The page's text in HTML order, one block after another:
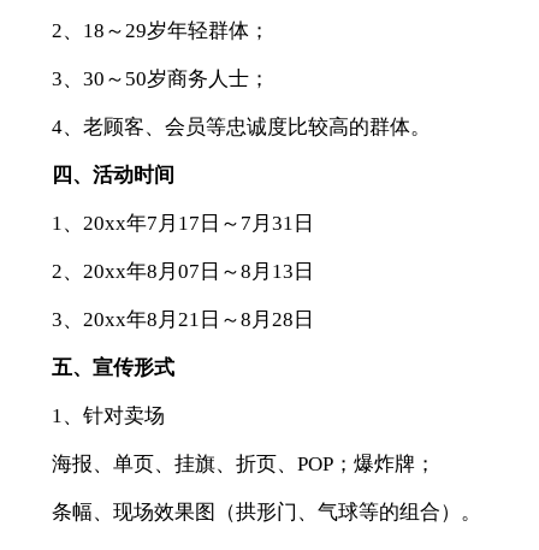
2、18～29岁年轻群体；
3、30～50岁商务人士；
4、老顾客、会员等忠诚度比较高的群体。
四、活动时间
1、20xx年7月17日～7月31日
2、20xx年8月07日～8月13日
3、20xx年8月21日～8月28日
五、宣传形式
1、针对卖场
海报、单页、挂旗、折页、POP；爆炸牌；
条幅、现场效果图（拱形门、气球等的组合）。